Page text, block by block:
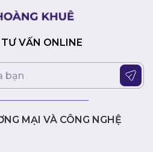
DLSS 3, thiết kế tản nhiệt
hoạt và tiết kiệm điện năng,
VENTUS 3X 16G OC là lựa
thủ và người dùng chuyên
đáp ứng mọi nhu cầu về đồ họa
cao đến xử lý các tác vụ đồ
VẤN ONLINE
MẠI VÀ CÔNG NGHỆ